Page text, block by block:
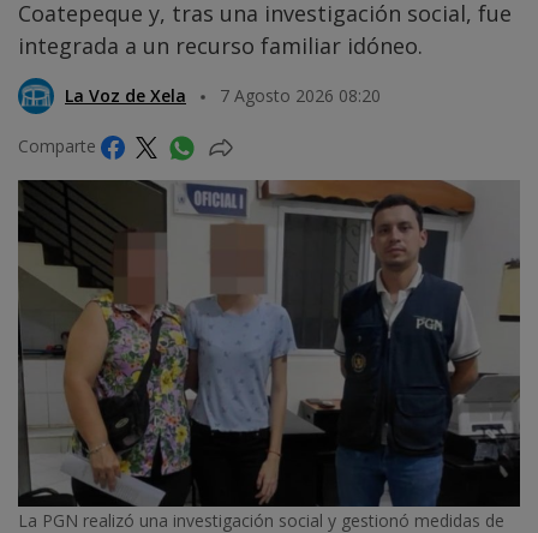
Coatepeque y, tras una investigación social, fue
integrada a un recurso familiar idóneo.
La Voz de Xela 7 Agosto 2026 08:20
Comparte
La PGN realizó una investigación social y gestionó medidas de